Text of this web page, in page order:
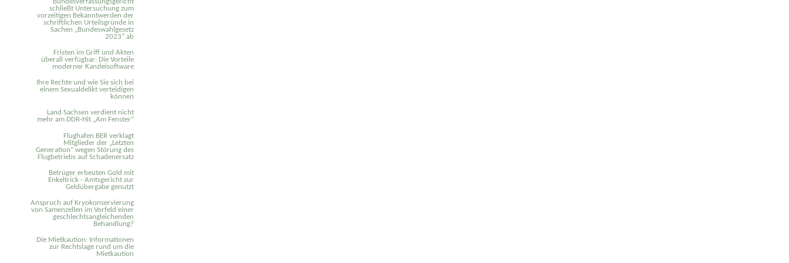
schließt Untersuchung zum
vorzeitigen Bekanntwerden der
schriftlichen Urteilsgründe in
Sachen „Bundeswahlgesetz
2023“ ab
Fristen im Griff und Akten
überall verfügbar: Die Vorteile
moderner Kanzleisoftware
Ihre Rechte und wie Sie sich bei
einem Sexual­delikt verteidigen
können
Land Sachsen verdient nicht
mehr am DDR-Hit „Am Fenster“
Flughafen BER verklagt
Mitglieder der „Letzten
Generation“ wegen Störung des
Flugbetriebs auf Schadenersatz
Betrüger erbeuten Gold mit
Enkeltrick - Amtsgericht zur
Geldübergabe genutzt
Anspruch auf Kryokonservierung
von Samenzellen im Vorfeld einer
geschlechtsangleichenden
Behandlung?
Die Mietkaution: Informationen
zur Rechtslage rund um die
Mietkaution